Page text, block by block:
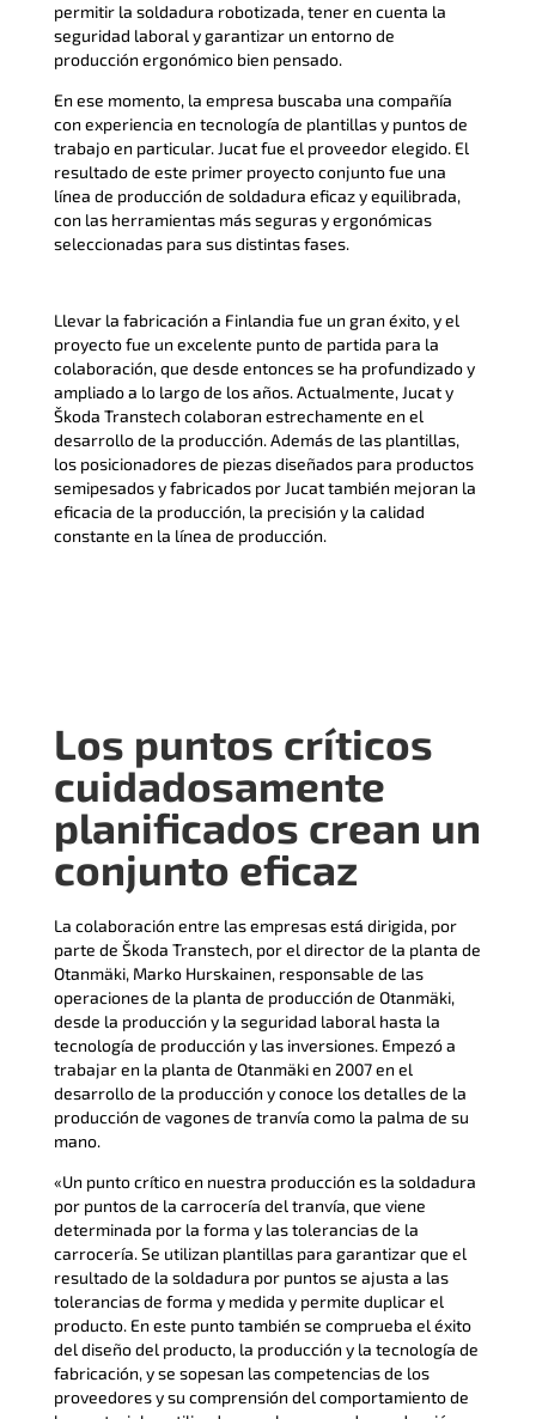
permitir la soldadura robotizada, tener en cuenta la
seguridad laboral y garantizar un entorno de
producción ergonómico bien pensado.
En ese momento, la empresa buscaba una compañía
con experiencia en tecnología de plantillas y puntos de
trabajo en particular. Jucat fue el proveedor elegido. El
resultado de este primer proyecto conjunto fue una
línea de producción de soldadura eficaz y equilibrada,
con las herramientas más seguras y ergonómicas
seleccionadas para sus distintas fases.
Llevar la fabricación a Finlandia fue un gran éxito, y el
proyecto fue un excelente punto de partida para la
colaboración, que desde entonces se ha profundizado y
ampliado a lo largo de los años. Actualmente, Jucat y
Škoda Transtech colaboran estrechamente en el
desarrollo de la producción. Además de las plantillas,
los posicionadores de piezas diseñados para productos
semipesados y fabricados por Jucat también mejoran la
eficacia de la producción, la precisión y la calidad
constante en la línea de producción.
Los puntos críticos
cuidadosamente
planificados crean un
conjunto eficaz
La colaboración entre las empresas está dirigida, por
parte de Škoda Transtech, por el director de la planta de
Otanmäki, Marko Hurskainen, responsable de las
operaciones de la planta de producción de Otanmäki,
desde la producción y la seguridad laboral hasta la
tecnología de producción y las inversiones. Empezó a
trabajar en la planta de Otanmäki en 2007 en el
desarrollo de la producción y conoce los detalles de la
producción de vagones de tranvía como la palma de su
mano.
«Un punto crítico en nuestra producción es la soldadura
por puntos de la carrocería del tranvía, que viene
determinada por la forma y las tolerancias de la
carrocería. Se utilizan plantillas para garantizar que el
resultado de la soldadura por puntos se ajusta a las
tolerancias de forma y medida y permite duplicar el
producto. En este punto también se comprueba el éxito
del diseño del producto, la producción y la tecnología de
fabricación, y se sopesan las competencias de los
proveedores y su comprensión del comportamiento de